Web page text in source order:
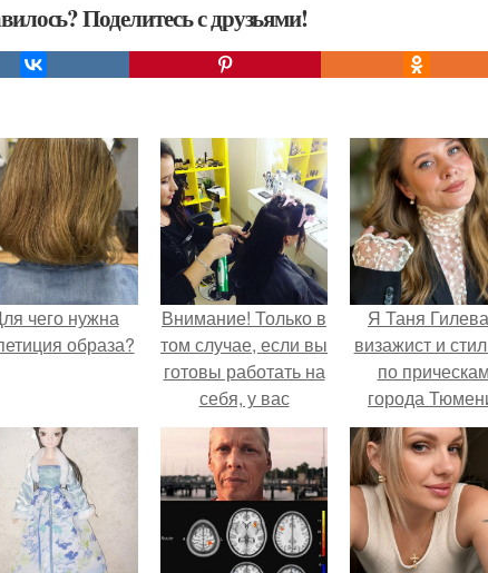
Поделитесь с друзьями!
чего нужна
образа?
Внимание! Только в
том случае, если вы
готовы работать на
себя, у вас
наработанная база
своих клиентов,
вам к нам.
Я Таня
визажист и
по
города